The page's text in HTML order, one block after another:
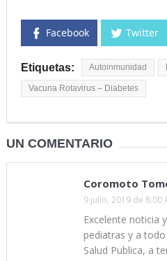
Facebook Twitter
Etiquetas: Autoinmunidad
Vacuna Rotavirus – Diabetes
UN COMENTARIO
Coromoto
9 julio, 2019 de 8:00
Excelente noticia
pediatras y a
Salud Publica, a